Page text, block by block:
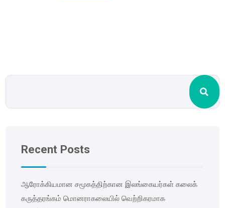
Recent Posts
ஆரோக்கியமான சமூகத்திற்கான இலங்கையர்கள் கலைக்
கருத்தரங்கம் மொனராகலையில் வெற்றிகரமாக